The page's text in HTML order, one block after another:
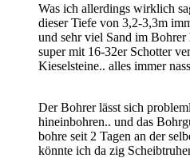
Was ich allerdings wirklich
dieser Tiefe von 3,2-3,3m
und sehr viel Sand im Bohrer
super mit 16-32er Schotter
Kieselsteine.. alles immer
Der Bohrer lässt sich
hineinbohren.. und das
bohre seit 2 Tagen an der
könnte ich da zig